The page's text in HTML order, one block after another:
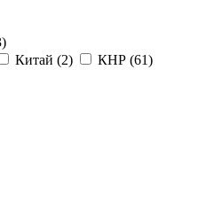
)
Китай (2) КНР (61)